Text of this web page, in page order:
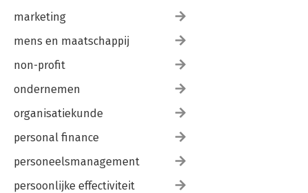
marketing
mens en maatschappij
non-profit
ondernemen
organisatiekunde
personal finance
personeelsmanagement
persoonlijke effectiviteit